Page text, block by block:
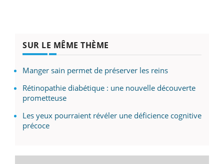
SUR LE MÊME THÈME
Manger sain permet de préserver les reins
Rétinopathie diabétique : une nouvelle découverte
prometteuse
Les yeux pourraient révéler une déficience cognitive
précoce